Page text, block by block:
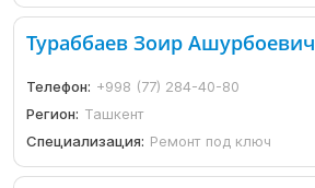
Тураббаев Зоир Ашурбоевич
Телефон: +998 (77) 284-40-80
Регион: Ташкент
Специализация: Ремонт под ключ